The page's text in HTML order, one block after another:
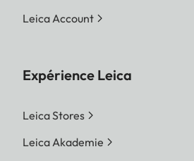
Leica Account
Expérience Leica
Leica Stores
Leica Akademie